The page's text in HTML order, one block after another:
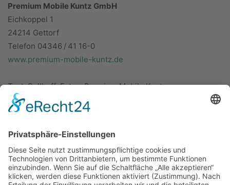
Premium Mobile Kuntz GmbH
Eichkoppel 1
24214 Gettorf
Telefon 04346 / 41 16-0
www.premium-mobile-kuntz.de
Text: Sellhoff; Fotos: Premium Mobile Kuntz